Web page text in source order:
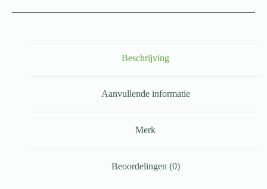
Beschrijving
Aanvullende informatie
Merk
Beoordelingen (0)